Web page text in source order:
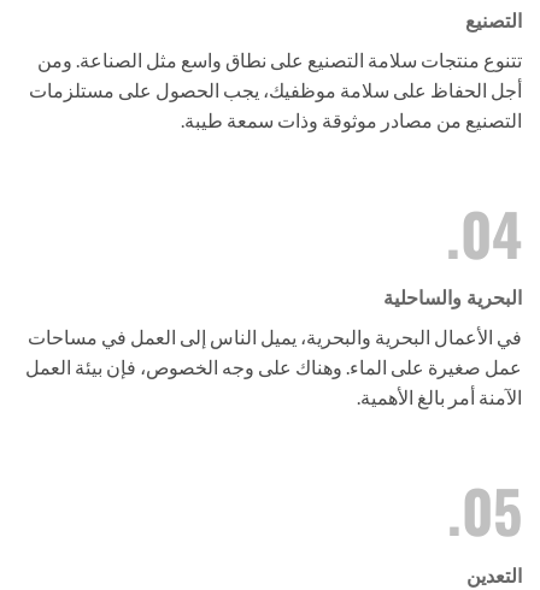
التصنيع
تتنوع منتجات سلامة التصنيع على نطاق واسع مثل الصناعة. ومن
أجل الحفاظ على سلامة موظفيك، يجب الحصول على مستلزمات
التصنيع من مصادر موثوقة وذات سمعة طيبة.
04.
البحرية والساحلية
في الأعمال البحرية والبحرية، يميل الناس إلى العمل في مساحات
عمل صغيرة على الماء. وهناك على وجه الخصوص، فإن بيئة العمل
الآمنة أمر بالغ الأهمية.
05.
التعدين